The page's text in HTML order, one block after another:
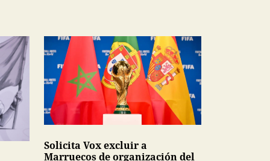
Solicita Vox excluir a
Marruecos de organización del